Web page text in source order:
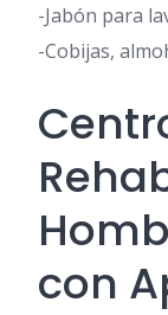
-Jabón para
-Cobijas,
con